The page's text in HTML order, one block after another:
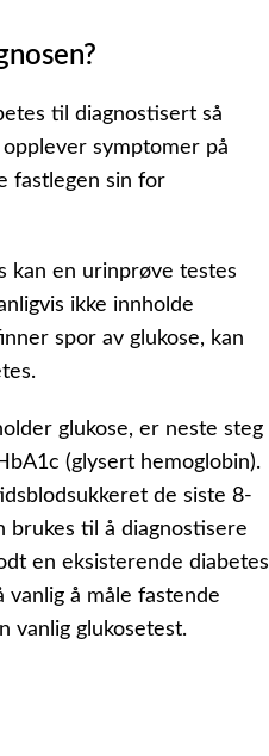
til diagnostisert så
symptomer på
fastlegen sin for
kan en urinprøve testes
ikke innholde
spor av glukose, kan
glukose, er neste steg
(glysert hemoglobin).
de siste 8-
brukes til å diagnostisere
en eksisterende diabetes
å måle fastende
vanlig glukosetest.